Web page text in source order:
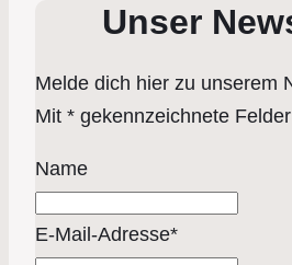
Unser
Melde dich hier zu unserem
Mit * gekennzeichnete
Name
E-Mail-Adresse*